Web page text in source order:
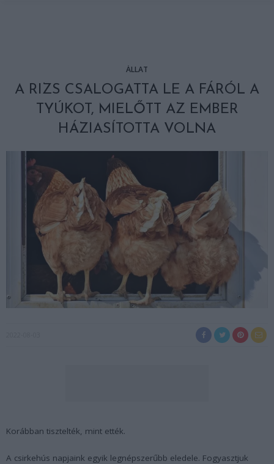
ÁLLAT
A RIZS CSALOGATTA LE A FÁRÓL A
TYÚKOT, MIELŐTT AZ EMBER
HÁZIASÍTOTTA VOLNA
Korábban tisztelték, mint ették.
A csirkehús napjaink egyik legnépszerűbb eledele. Fogyasztjuk